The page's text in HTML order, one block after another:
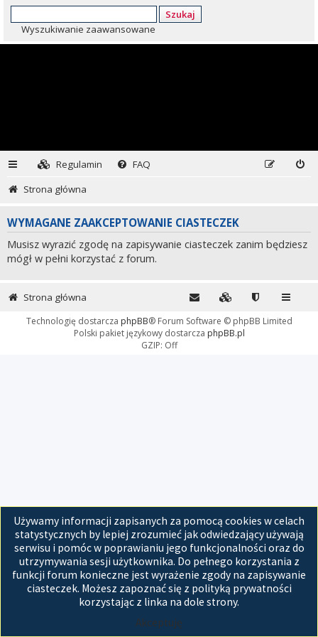
Szukaj
Wyszukiwanie zaawansowane
Regulamin
FAQ
Strona główna
WYMAGANE ZAAKCEPTOWANIE CIASTECZEK
Musisz wyrazić zgodę na zapisywanie ciasteczek zanim będziesz
mógł w pełni korzystać z forum.
Używamy informacji zapisanych za pomocą cookies w celach
statystycznych by lepiej zrozumieć jak odwiedzający używają
serwisu i pomóc w poprawianiu jego funkcjonalności oraz do
utrzymywania sesji użytkownika. Do pełnego korzystania z
funkcji forum konieczne jest wyrażenie zgody na zapisywanie
ciasteczek. Możesz zapoznać się z polityką prywatności
korzystając z linka na dole strony.
Akceptuję
Strona główna
Technologię dostarcza phpBB® Forum Software © phpBB Limited
Polski pakiet językowy dostarcza phpBB.pl
GZIP: Off